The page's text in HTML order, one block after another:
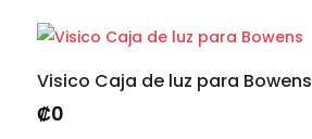
Visico Caja de luz para Bowens
₡0